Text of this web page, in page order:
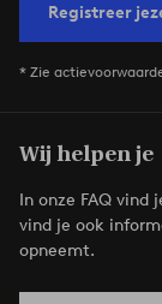
Registreer
* Zie
Wij helpen je
In onze FAQ vind
vind je ook
opneemt.